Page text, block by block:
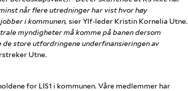
når flere utredninger har vist hvor høy
i kommunen, sier Ylf-leder Kristin Kornelia Utne.
myndigheter må komme på banen dersom
de store utfordringene underfinansieringen av
Utne.
for LIS1 i kommunen. Våre medlemmer har